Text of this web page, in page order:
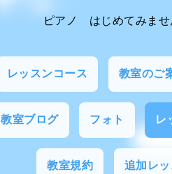
ピアノ はじめてみませ
レッスンコース 教室のご
教室ブログ フォト レ
教室規約 追加レ